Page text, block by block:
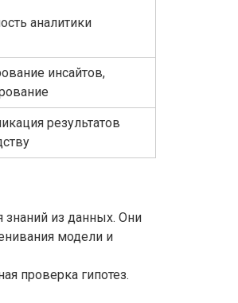
аналитики
инсайтов,
результатов
знаний из данных. Они
модели и
проверка гипотез.